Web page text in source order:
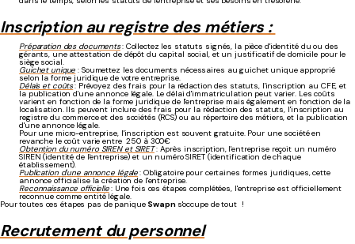
Inscription au registre des métiers :
Préparation des documents: Collectez les statuts signés, la pièce d'identité du ou des
gérants, une attestation de dépôt du capital social, et un justificatif de domicile pour le
siège social.
Guichet unique : Soumettez les documents nécessaires au guichet unique approprié
selon la forme juridique de votre entreprise.
Délais et coûts: Prévoyez des frais pour la rédaction des statuts, l'inscription au CFE, et
la publication d'une annonce légale. Le délai d'immatriculation peut varier. Les coûts
varient en fonction de la forme juridique de l'entreprise mais également en fonction de la
localisation. Ils peuvent inclure des frais pour la rédaction des statuts, l'inscription au
registre du commerce et des sociétés (RCS) ou au répertoire des métiers, et la publication
d'une annonce légale.
Pour une micro-entreprise, l'inscription est souvent gratuite. Pour une société en
revanche le coût varie entre 250 à 300€
Obtention du numéro SIREN et SIRET: Après inscription, l'entreprise reçoit un numéro
SIREN (identité de l'entreprise) et un numéro SIRET (identification de chaque
établissement).
Publication d'une annonce légale: Obligatoire pour certaines formes juridiques, cette
annonce officialise la création de l'entreprise.
Reconnaissance officielle: Une fois ces étapes complétées, l'entreprise est officiellement
reconnue comme entité légale.
Pour toutes ces étapes pas de panique Swapn s'occupe de tout !
Recrutement du personnel